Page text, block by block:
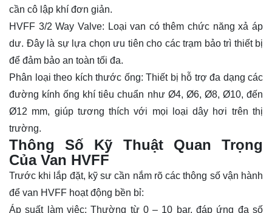
cần cô lập khí đơn giản.
HVFF 3/2 Way Valve: Loại van có thêm chức năng xả áp
dư. Đây là sự lựa chọn ưu tiên cho các trạm bảo trì thiết bị
để đảm bảo an toàn tối đa.
Phân loại theo kích thước ống: Thiết bị hỗ trợ đa dạng các
đường kính ống khí tiêu chuẩn như Ø4, Ø6, Ø8, Ø10, đến
Ø12 mm, giúp tương thích với mọi loại dây hơi trên thị
trường.
Thông Số Kỹ Thuật Quan Trọng
Của Van HVFF
Trước khi lắp đặt, kỹ sư cần nắm rõ các thông số vận hành
để van HVFF hoạt động bền bỉ:
Áp suất làm việc: Thường từ 0 – 10 bar, đáp ứng đa số